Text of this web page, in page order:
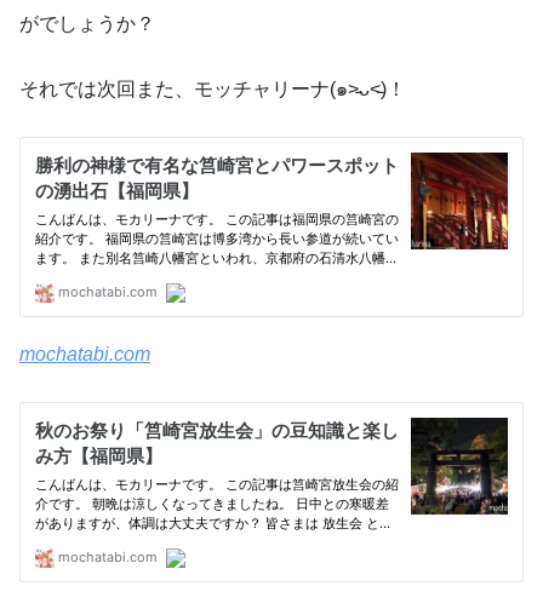
がでしょうか？
それでは次回また、モッチャリーナ(๑˃̵ᴗ˂̵)！
mochatabi.com